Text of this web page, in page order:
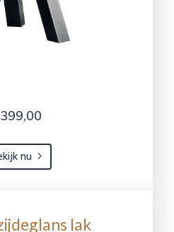
nu
lak